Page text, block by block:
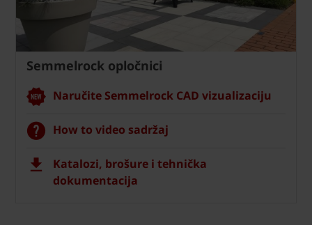
Semmelrock opločnici
Naručite Semmelrock CAD vizualizaciju
How to video sadržaj
Katalozi, brošure i tehnička
dokumentacija